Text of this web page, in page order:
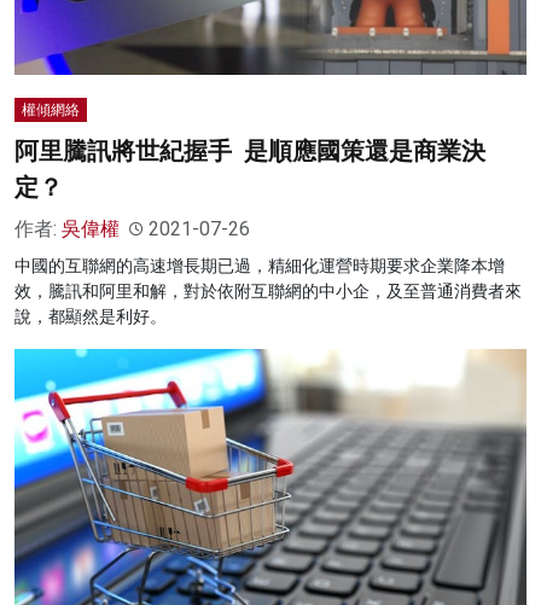
權傾網絡
阿里騰訊將世紀握手 是順應國策還是商業決
定？
作者: 吳偉權 2021-07-26
中國的互聯網的高速增長期已過，精細化運營時期要求企業降本增
效，騰訊和阿里和解，對於依附互聯網的中小企，及至普通消費者來
說，都顯然是利好。